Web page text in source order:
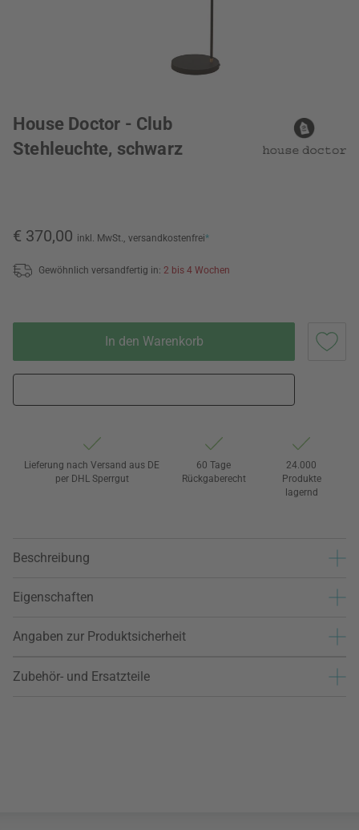
House Doctor - Club
Stehleuchte, schwarz
€ 370,00 inkl. MwSt., versandkostenfrei*
Gewöhnlich versandfertig in: 2 bis 4 Wochen
In den Warenkorb
Lieferung nach Versand aus DE
per DHL Sperrgut
60 Tage
Rückgaberecht
24.000
Produkte
lagernd
Beschreibung
Eigenschaften
Angaben zur Produktsicherheit
Zubehör- und Ersatzteile